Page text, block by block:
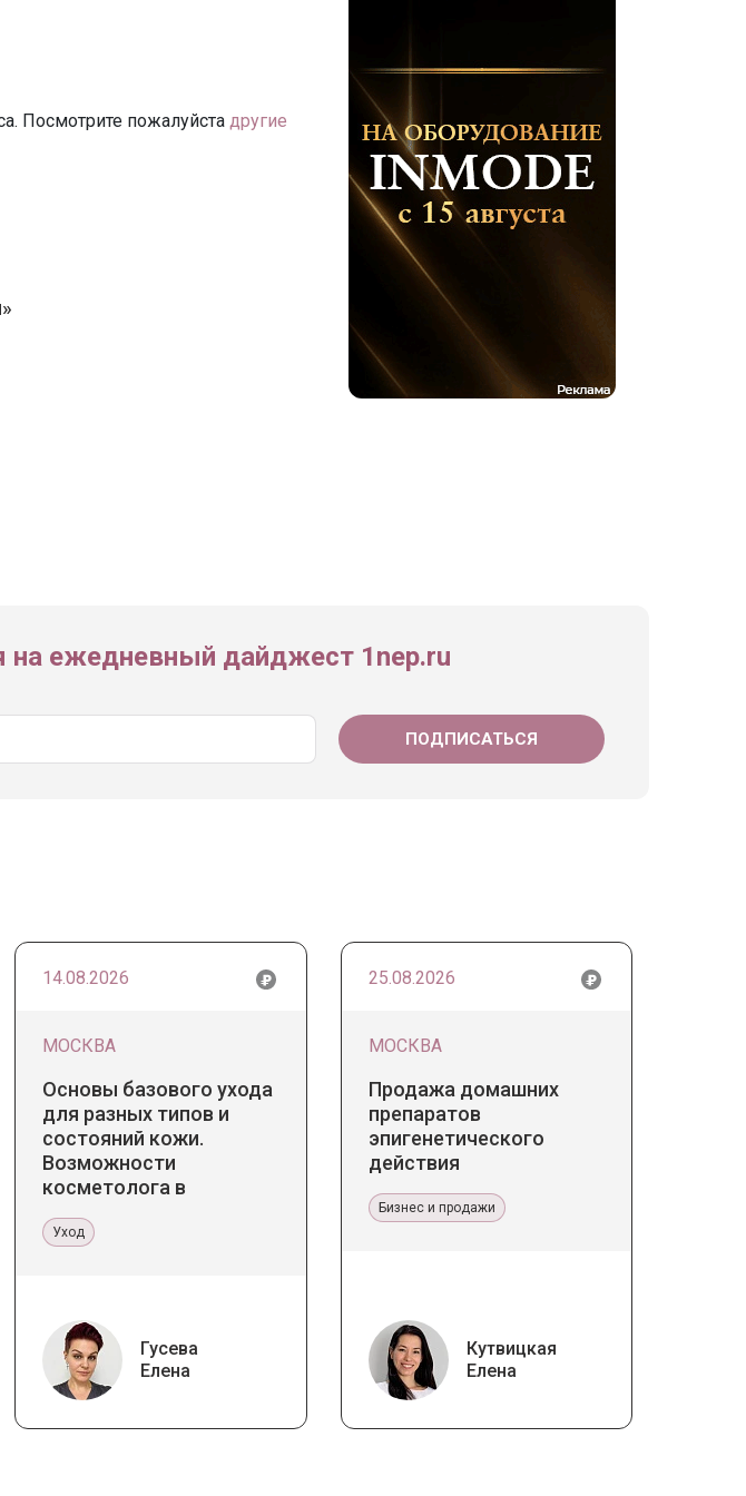
Посмотрите пожалуйста другие
на ежедневный дайджест 1nep.ru
14.08.2026
МОСКВА
Основы базового ухода
для разных типов и
состояний кожи.
Возможности
косметолога в
Уход
Гусева
Елена
25.08.2026
МОСКВА
Продажа домашних
препаратов
эпигенетического
действия
Бизнес и продажи
Кутвицкая
Елена